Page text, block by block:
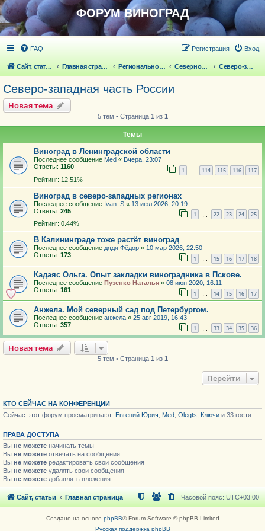
ФОРУМ ВИНОГРАД
FAQ Вход
Регистрация
Сайт, статьи Главная страница Региональное виноградарство Северное виноградарство Северо-западная часть России
Северо-западная часть России
Новая тема
5 тем • Страница 1 из 1
Темы
Виноград в Ленинградской области
Последнее сообщение Med « Вчера, 23:07
Ответы: 1160 1 … 114 115 116 117
Рейтинг: 12.51%
Виноград в северо-западных регионах
Последнее сообщение Ivan_S « 13 июл 2026, 20:19
Ответы: 245 1 22 23 24 25
Рейтинг: 0.44%
В Калининграде тоже растёт виноград
Последнее сообщение дядя Фёдор « 10 мар 2026, 22:50
Ответы: 173 1 … 15 16 17 18
Кадаяс Ольга. Опыт закладки виноградника в Пскове.
Последнее сообщение Пузенко Наталья « 08 июн 2020, 16:11
Ответы: 161 1 … 14 15 16 17
Анжела. Мой северный сад под Петербургом.
Последнее сообщение анжела « 25 авг 2019, 16:43
Ответы: 357 1 33 34 35 36
Новая тема
5 тем • Страница 1 из 1
Перейти
КТО СЕЙЧАС НА КОНФЕРЕНЦИИ
Сейчас этот форум просматривают: Евгений Юрич Med Olegts Ключи и 33 гостя
ПРАВА ДОСТУПА
Вы не можете начинать темы
Вы не можете отвечать на сообщения
Вы не можете редактировать свои сообщения
Вы не можете удалять свои сообщения
Вы не можете добавлять вложения
Сайт, статьи Главная страница Часовой пояс: UTC+03:00
Создано на основе phpBB® Forum Software © phpBB Limited
Русская поддержка phpBB